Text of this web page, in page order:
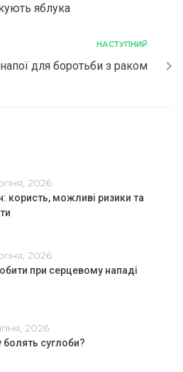
яблука
НАСТУПНИЙ
для боротьби з раком
2026
користь, можливі ризики та
2026
при серцевому нападі
2026
суглоби?